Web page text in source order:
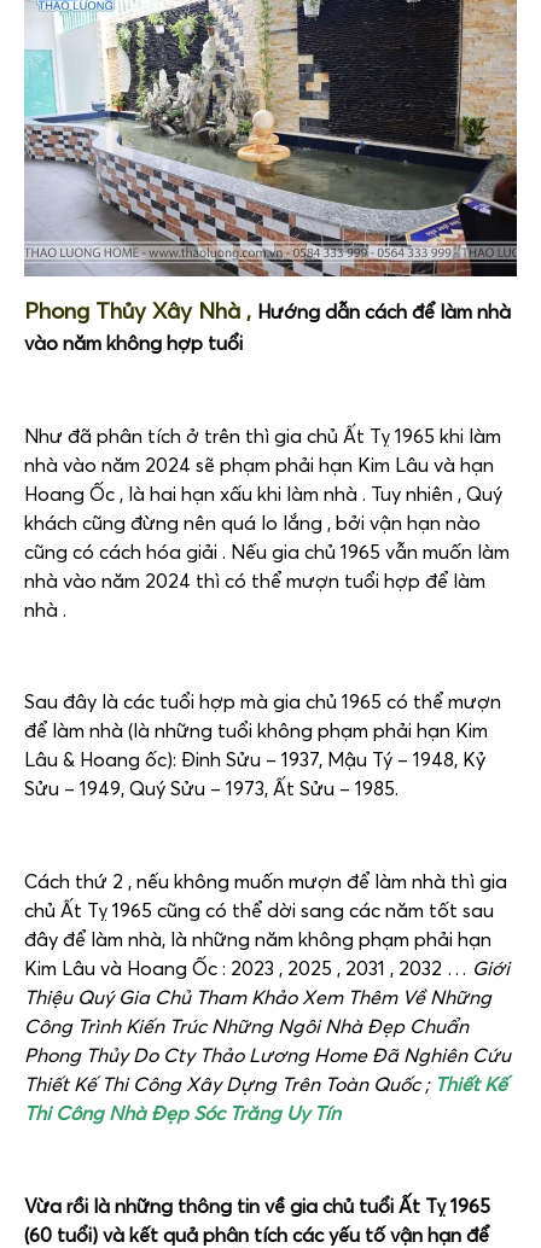
Phong Thủy Xây Nhà , Hướng dẫn cách để làm nhà
vào năm không hợp tuổi
Như đã phân tích ở trên thì gia chủ Ất Tỵ 1965 khi làm
nhà vào năm 2024 sẽ phạm phải hạn Kim Lâu và hạn
Hoang Ốc , là hai hạn xấu khi làm nhà . Tuy nhiên , Quý
khách cũng đừng nên quá lo lắng , bởi vận hạn nào
cũng có cách hóa giải . Nếu gia chủ 1965 vẫn muốn làm
nhà vào năm 2024 thì có thể mượn tuổi hợp để làm
nhà .
Sau đây là các tuổi hợp mà gia chủ 1965 có thể mượn
để làm nhà (là những tuổi không phạm phải hạn Kim
Lâu & Hoang ốc): Đinh Sửu – 1937, Mậu Tý – 1948, Kỷ
Sửu – 1949, Quý Sửu – 1973, Ất Sửu – 1985.
Cách thứ 2 , nếu không muốn mượn để làm nhà thì gia
chủ Ất Tỵ 1965 cũng có thể dời sang các năm tốt sau
đây để làm nhà, là những năm không phạm phải hạn
Kim Lâu và Hoang Ốc : 2023 , 2025 , 2031 , 2032 … Giới
Thiệu Quý Gia Chủ Tham Khảo Xem Thêm Về Những
Công Trình Kiến Trúc Những Ngôi Nhà Đẹp Chuẩn
Phong Thủy Do Cty Thảo Lương Home Đã Nghiên Cứu
Thiết Kế Thi Công Xây Dựng Trên Toàn Quốc ; Thiết Kế
Thi Công Nhà Đẹp Sóc Trăng Uy Tín
Vừa rồi là những thông tin về gia chủ tuổi Ất Tỵ 1965
(60 tuổi) và kết quả phân tích các yếu tố vận hạn để